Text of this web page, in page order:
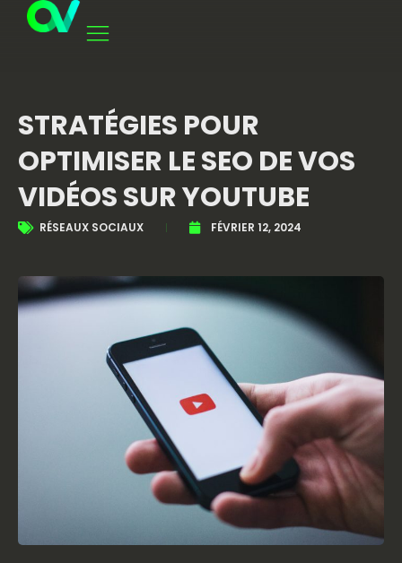
STRATÉGIES POUR
OPTIMISER LE SEO DE VOS
VIDÉOS SUR YOUTUBE
RÉSEAUX SOCIAUX FÉVRIER 12, 2024